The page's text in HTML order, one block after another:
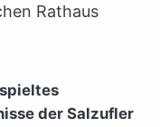
Rathaus
der Salzufler